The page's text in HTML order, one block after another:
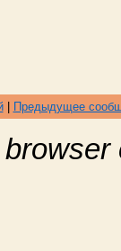
| Предыдущее